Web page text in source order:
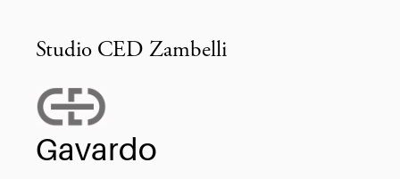
Studio CED Zambelli
Gavardo